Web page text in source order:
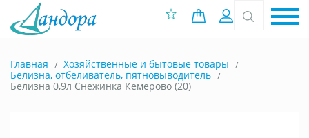
0 позиций
Вход
Главная
Хозяйственные и бытовые товары
Белизна, отбеливатель, пятновыводитель
Белизна 0,9л Снежинка Кемерово (20)